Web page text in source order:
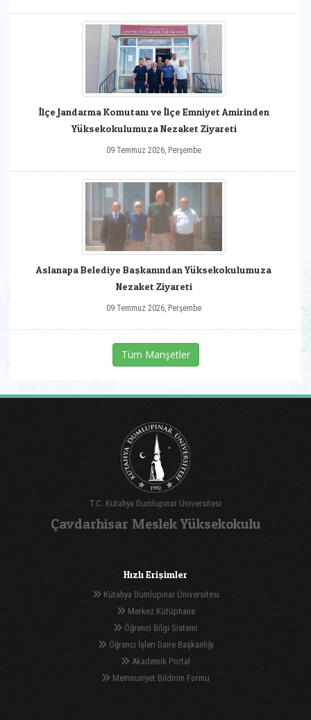
İlçe Jandarma Komutanı ve İlçe Emniyet Amirinden
Yüksekokulumuza Nezaket Ziyareti
09 Temmuz 2026, Perşembe
Aslanapa Belediye Başkanından Yüksekokulumuza
Nezaket Ziyareti
09 Temmuz 2026, Perşembe
Tüm Manşetler
T.C. Kütahya Dumlupınar Üniversitesi
Çavdarhisar Meslek Yüksekokulu
Hızlı Erişimler
Kütahya Dumlupınar Üniversitesi
Merkez Kütüphane
Öğrenci Bilgi Sistemi
Öğrenci İşleri Daire Başkanlığı
Akademik Portal
Memnuniyet Bildirim Formu